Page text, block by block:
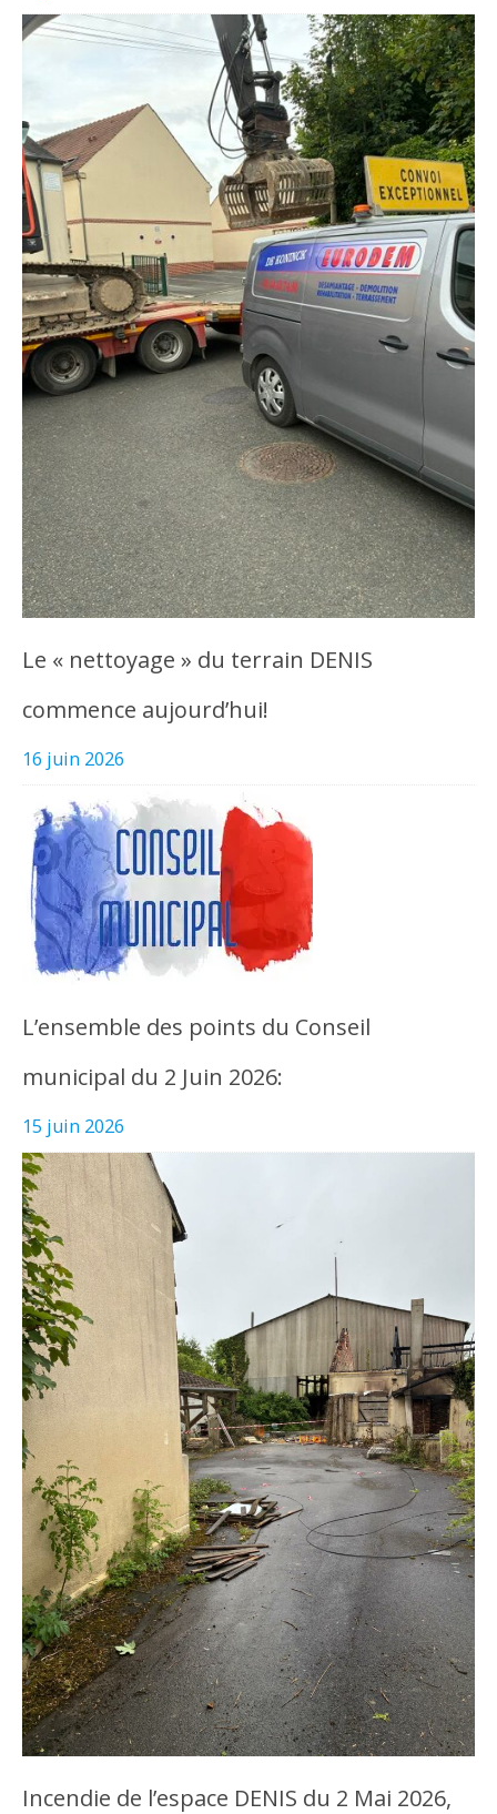
Le « nettoyage » du terrain DENIS
commence aujourd’hui!
16 juin 2026
L’ensemble des points du Conseil
municipal du 2 Juin 2026:
15 juin 2026
Incendie de l’espace DENIS du 2 Mai 2026,